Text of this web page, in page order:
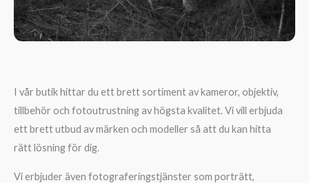
I vår butik hittar du ett brett sortiment av kameror, objektiv,
tillbehör och fotoutrustning av högsta kvalitet. Vi vill erbjuda
ett brett utbud av märken och modeller så att du kan hitta
rätt lösning för dig.
Vi erbjuder även fotograferingstjänster som porträtt,